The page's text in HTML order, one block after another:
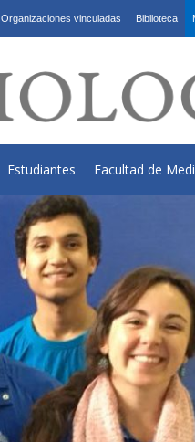
Organizaciones vinculadas Biblioteca
Estudiantes Facultad de